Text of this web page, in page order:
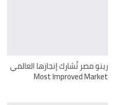
رينو مصر تُشارك إنجازها العالمي
Most Improved Market